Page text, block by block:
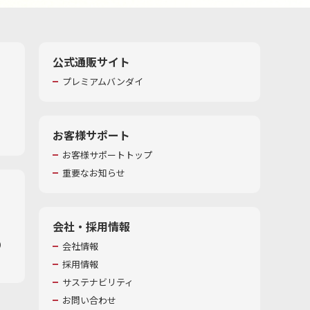
公式通販サイト
プレミアムバンダイ
お客様サポート
お客様サポートトップ
重要なお知らせ
会社・採用情報
会社情報
採用情報
サステナビリティ
お問い合わせ